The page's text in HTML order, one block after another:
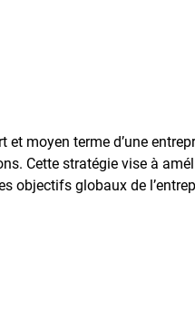
moyen terme d’une
Cette stratégie vise à
globaux de